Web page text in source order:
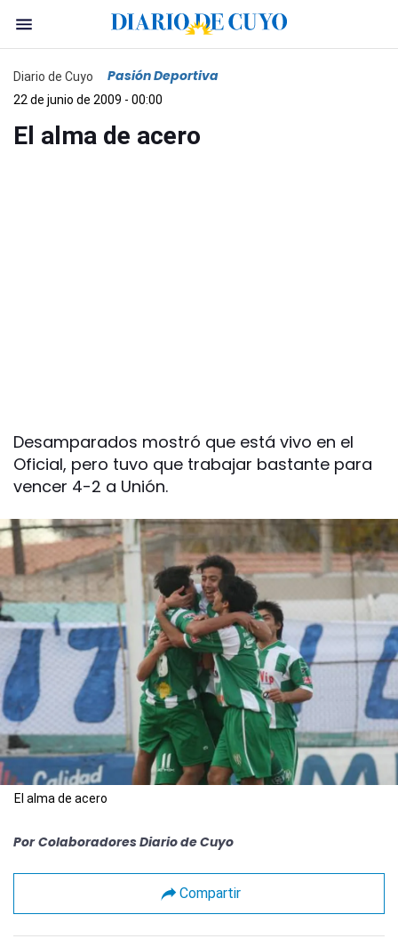
Diario de Cuyo Pasión Deportiva
22 de junio de 2009 - 00:00
El alma de acero
Desamparados mostró que está vivo en el
Oficial, pero tuvo que trabajar bastante para
vencer 4-2 a Unión.
El alma de acero
Por Colaboradores Diario de Cuyo
Compartir